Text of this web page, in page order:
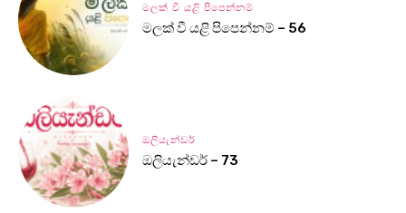
මලක් වී යළි පිපෙන්නම්
මලක් වී යළි පිපෙන්නම් – 56
ඔලියැන්ඩර්
ඔලියැන්ඩර් – 73